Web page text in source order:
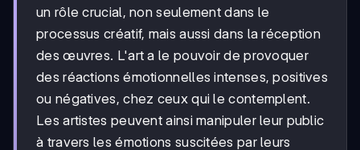
un rôle crucial, non seulement dans le
processus créatif, mais aussi dans la réception
des œuvres. L'art a le pouvoir de provoquer
des réactions émotionnelles intenses, positives
ou négatives, chez ceux qui le contemplent.
Les artistes peuvent ainsi manipuler leur public
à travers les émotions suscitées par leurs